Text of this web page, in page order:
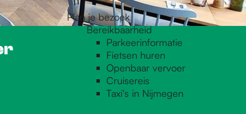
Plan je bezoek
Bereikbaarheid
Parkeerinformatie
Fietsen huren
Openbaar vervoer
Cruisereis
Taxi's in Nijmegen